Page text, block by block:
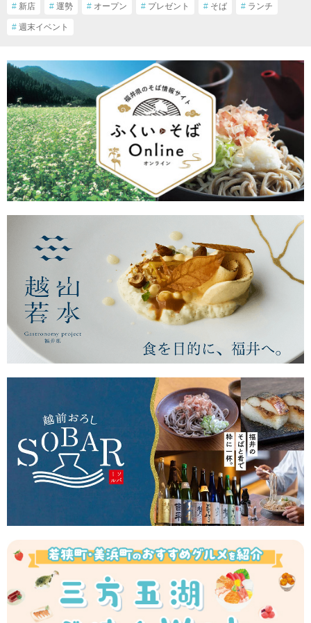
# 新店 # 運勢 # オープン # プレゼント # そば # ランチ
# 週末イベント